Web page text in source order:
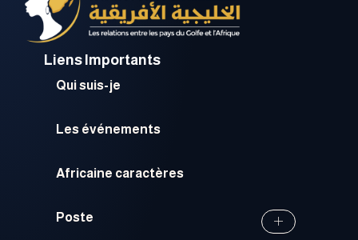
Liens Importants
Qui suis-je
Les événements
Africaine caractères
Poste